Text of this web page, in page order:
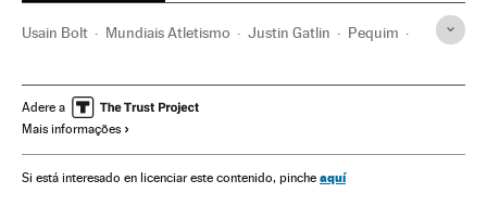
Usain Bolt Mundiais Atletismo Justin Gatlin Pequim
Competições Ásia Esportes
Adere a
Mais informações
Si está interesado en licenciar este contenido, pinche aquí